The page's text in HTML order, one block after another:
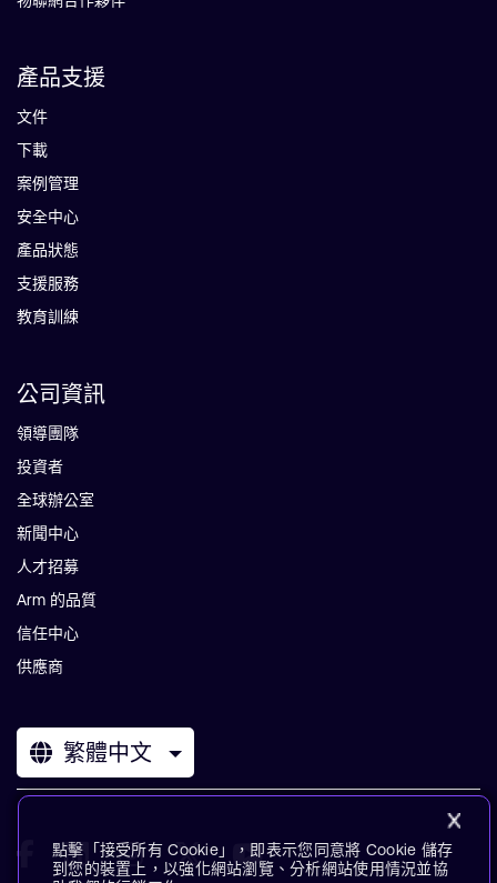
產品支援
文件
下載
案例管理
安全中心
產品狀態
支援服務
教育訓練
公司資訊
領導團隊
投資者
全球辦公室
新聞中心
人才招募
Arm 的品質
信任中心
供應商
繁體中文
點擊「接受所有 Cookie」，即表示您同意將 Cookie 儲存
到您的裝置上，以強化網站瀏覽、分析網站使用情況並協